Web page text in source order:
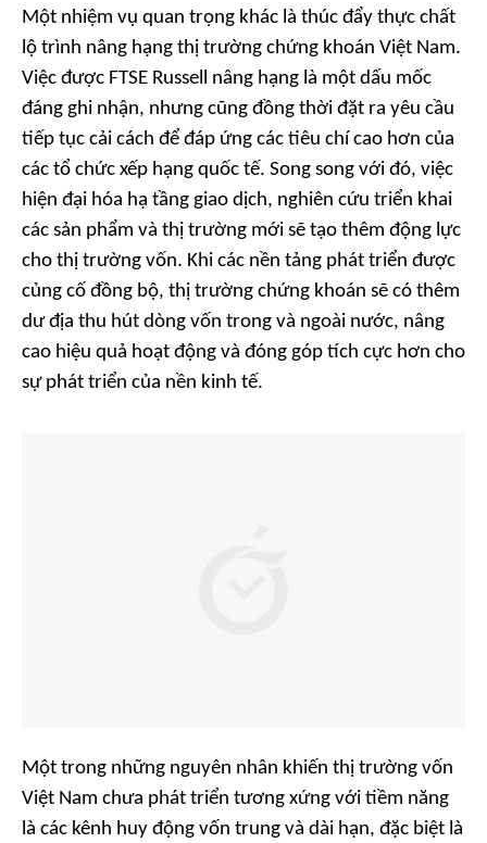
Một nhiệm vụ quan trọng khác là thúc đẩy thực chất
lộ trình nâng hạng thị trường chứng khoán Việt Nam.
Việc được FTSE Russell nâng hạng là một dấu mốc
đáng ghi nhận, nhưng cũng đồng thời đặt ra yêu cầu
tiếp tục cải cách để đáp ứng các tiêu chí cao hơn của
các tổ chức xếp hạng quốc tế. Song song với đó, việc
hiện đại hóa hạ tầng giao dịch, nghiên cứu triển khai
các sản phẩm và thị trường mới sẽ tạo thêm động lực
cho thị trường vốn. Khi các nền tảng phát triển được
củng cố đồng bộ, thị trường chứng khoán sẽ có thêm
dư địa thu hút dòng vốn trong và ngoài nước, nâng
cao hiệu quả hoạt động và đóng góp tích cực hơn cho
sự phát triển của nền kinh tế.
Một trong những nguyên nhân khiến thị trường vốn
Việt Nam chưa phát triển tương xứng với tiềm năng
là các kênh huy động vốn trung và dài hạn, đặc biệt là